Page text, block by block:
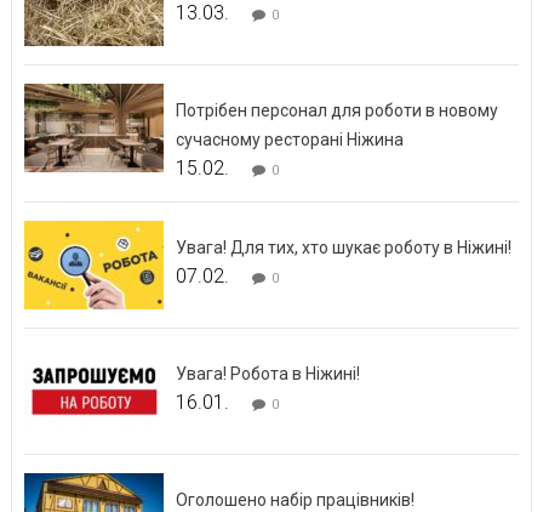
13.03. 0
Потрібен персонал для роботи в новому
сучасному ресторані Ніжина
15.02. 0
Увага! Для тих, хто шукає роботу в Ніжині!
07.02. 0
Увага! Робота в Ніжині!
16.01. 0
Оголошено набір працівників!